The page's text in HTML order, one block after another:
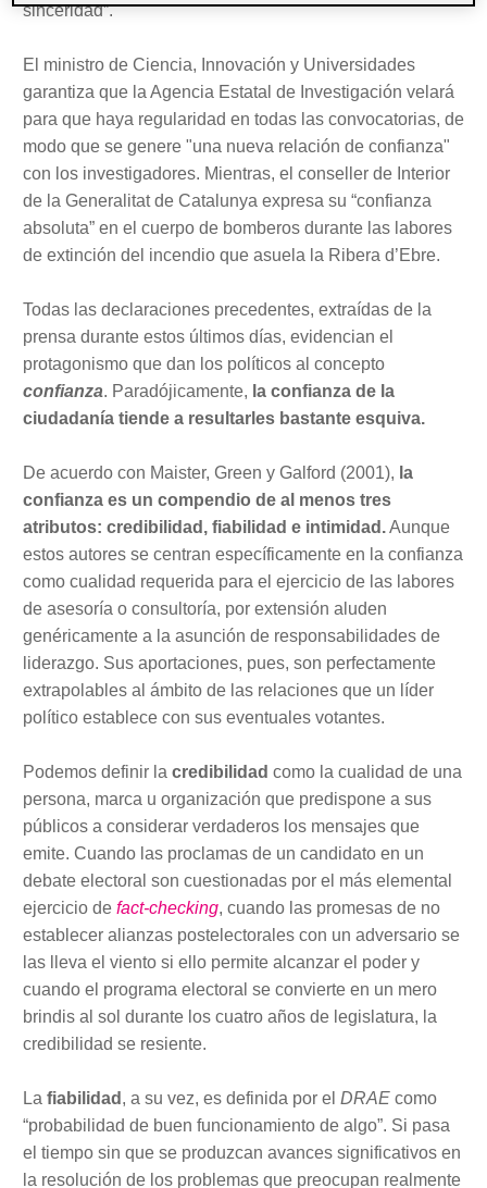
sinceridad”.
El ministro de Ciencia, Innovación y Universidades
garantiza que la Agencia Estatal de Investigación velará
para que haya regularidad en todas las convocatorias, de
modo que se genere "una nueva relación de confianza"
con los investigadores. Mientras, el conseller de Interior
de la Generalitat de Catalunya expresa su “confianza
absoluta” en el cuerpo de bomberos durante las labores
de extinción del incendio que asuela la Ribera d’Ebre.
Todas las declaraciones precedentes, extraídas de la
prensa durante estos últimos días, evidencian el
protagonismo que dan los políticos al concepto
confianza. Paradójicamente, la confianza de la
ciudadanía tiende a resultarles bastante esquiva.
De acuerdo con Maister, Green y Galford (2001), la
confianza es un compendio de al menos tres
atributos: credibilidad, fiabilidad e intimidad.Aunque
estos autores se centran específicamente en la confianza
como cualidad requerida para el ejercicio de las labores
de asesoría o consultoría, por extensión aluden
genéricamente a la asunción de responsabilidades de
liderazgo. Sus aportaciones, pues, son perfectamente
extrapolables al ámbito de las relaciones que un líder
político establece con sus eventuales votantes.
Podemos definir la credibilidad como la cualidad de una
persona, marca u organización que predispone a sus
públicos a considerar verdaderos los mensajes que
emite. Cuando las proclamas de un candidato en un
debate electoral son cuestionadas por el más elemental
ejercicio de fact-checking, cuando las promesas de no
establecer alianzas postelectorales con un adversario se
las lleva el viento si ello permite alcanzar el poder y
cuando el programa electoral se convierte en un mero
brindis al sol durante los cuatro años de legislatura, la
credibilidad se resiente.
La fiabilidad , a su vez, es definida por el DRAE como
“probabilidad de buen funcionamiento de algo”. Si pasa
el tiempo sin que se produzcan avances significativos en
la resolución de los problemas que preocupan realmente